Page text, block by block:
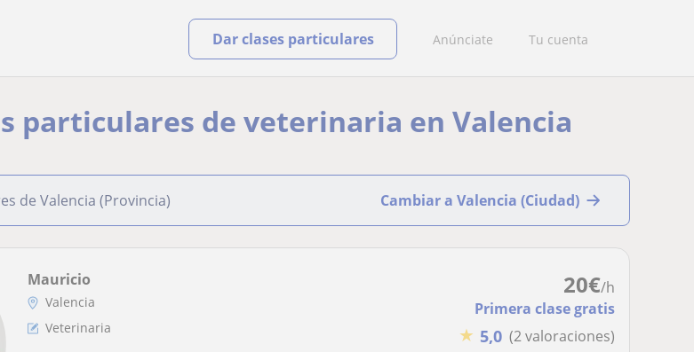
Anúnciate Tu cuenta
Dar clases particulares
particulares de veterinaria en Valencia
de Valencia (Provincia) Cambiar a Valencia (Ciudad)
20€/h
Primera clase gratis
★ 5,0 (2 valoraciones)
Mauricio
Valencia
Veterinaria